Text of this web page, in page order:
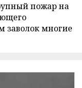
пожар на
заволок многие